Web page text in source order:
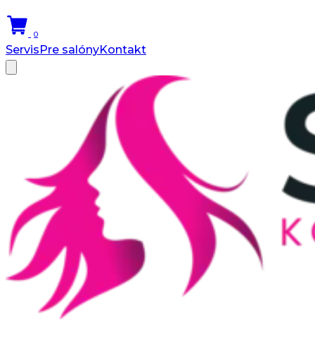
0
ServisPre salónyKontakt